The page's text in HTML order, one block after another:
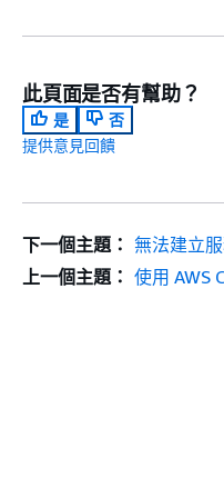
此頁面是否有幫助？
是
否
提供意見回饋
下一個主題： 無法建立
上一個主題： 使用 AWS